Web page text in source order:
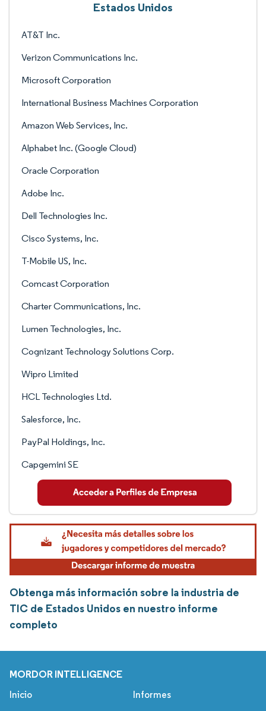
Estados Unidos
AT&T Inc.
Verizon Communications Inc.
Microsoft Corporation
International Business Machines Corporation
Amazon Web Services, Inc.
Alphabet Inc. (Google Cloud)
Oracle Corporation
Adobe Inc.
Dell Technologies Inc.
Cisco Systems, Inc.
T-Mobile US, Inc.
Comcast Corporation
Charter Communications, Inc.
Lumen Technologies, Inc.
Cognizant Technology Solutions Corp.
Wipro Limited
HCL Technologies Ltd.
Salesforce, Inc.
PayPal Holdings, Inc.
Capgemini SE
Obtenga más información sobre la industria de
TIC de Estados Unidos en nuestro informe
completo
MORDOR INTELLIGENCE
Inicio Informes